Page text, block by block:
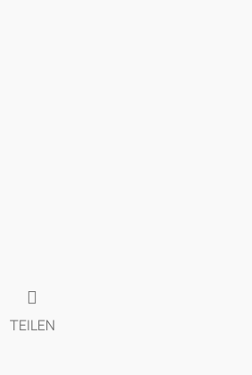
TEILEN